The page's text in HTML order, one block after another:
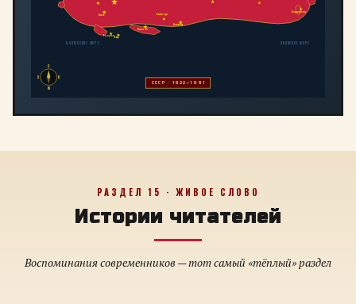
Киев
Ташкент
Алма-Ата
Байконур
Владивосток
ТбилисиБаку
С
Ю
З
В
СССР · 1922—1991
БАЛТИЙСКОЕ МОРЕ ЯПОНСКОЕ МОРЕ
РАЗДЕЛ 15 · ЖИВОЕ СЛОВО
Истории читателей
Воспоминания современников — тот самый «тёплый» раздел